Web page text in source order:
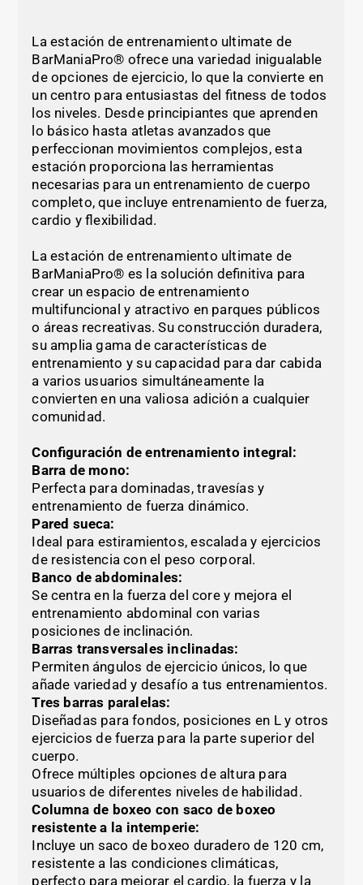
La estación de entrenamiento ultimate de
BarManiaPro® ofrece una variedad inigualable
de opciones de ejercicio, lo que la convierte en
un centro para entusiastas del fitness de todos
los niveles. Desde principiantes que aprenden
lo básico hasta atletas avanzados que
perfeccionan movimientos complejos, esta
estación proporciona las herramientas
necesarias para un entrenamiento de cuerpo
completo, que incluye entrenamiento de fuerza,
cardio y flexibilidad.
La estación de entrenamiento ultimate de
BarManiaPro® es la solución definitiva para
crear un espacio de entrenamiento
multifuncional y atractivo en parques públicos
o áreas recreativas. Su construcción duradera,
su amplia gama de características de
entrenamiento y su capacidad para dar cabida
a varios usuarios simultáneamente la
convierten en una valiosa adición a cualquier
comunidad.
Configuración de entrenamiento integral:
Barra de mono:
Perfecta para dominadas, travesías y
entrenamiento de fuerza dinámico.
Pared sueca:
Ideal para estiramientos, escalada y ejercicios
de resistencia con el peso corporal.
Banco de abdominales:
Se centra en la fuerza del core y mejora el
entrenamiento abdominal con varias
posiciones de inclinación.
Barras transversales inclinadas:
Permiten ángulos de ejercicio únicos, lo que
añade variedad y desafío a tus entrenamientos.
Tres barras paralelas:
Diseñadas para fondos, posiciones en L y otros
ejercicios de fuerza para la parte superior del
cuerpo.
Ofrece múltiples opciones de altura para
usuarios de diferentes niveles de habilidad.
Columna de boxeo con saco de boxeo
resistente a la intemperie:
Incluye un saco de boxeo duradero de 120 cm,
resistente a las condiciones climáticas,
perfecto para mejorar el cardio, la fuerza y la